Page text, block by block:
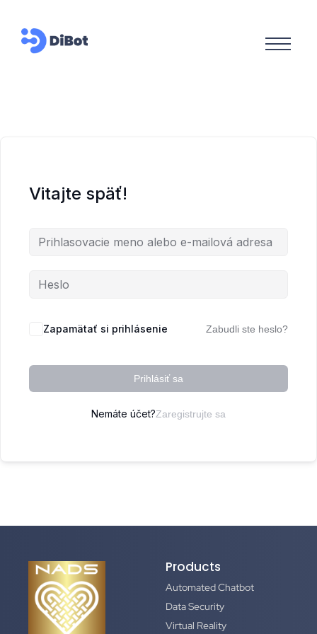
Vitajte späť!
Zapamätať si prihlásenie Zabudli ste heslo?
Prihlásiť sa
Nemáte účet?Zaregistrujte sa
Products
Automated Chatbot
Data Security
Virtual Reality